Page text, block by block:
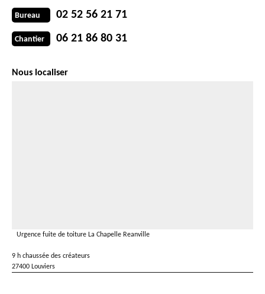
Bureau 02 52 56 21 71
Chantier 06 21 86 80 31
Nous localiser
Urgence fuite de toiture La Chapelle Reanville
9 h chaussée des créateurs
27400 Louviers